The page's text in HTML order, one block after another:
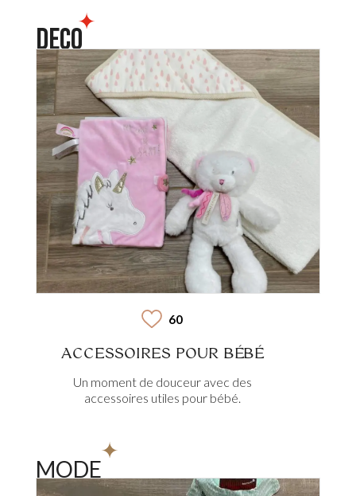
DECO
60
ACCESSOIRES POUR BÉBÉ
Un moment de douceur avec des
accessoires utiles pour bébé.
MODE